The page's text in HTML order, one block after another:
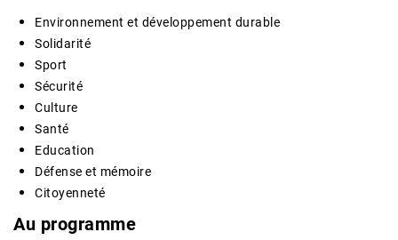
Environnement et développement durable
Solidarité
Sport
Sécurité
Culture
Santé
Education
Défense et mémoire
Citoyenneté
Au programme